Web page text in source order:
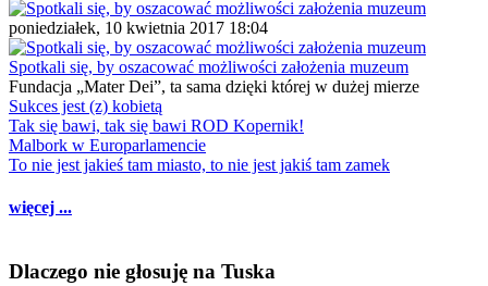
poniedziałek, 10 kwietnia 2017 18:04
Spotkali się, by oszacować możliwości założenia muzeum
Fundacja „Mater Dei”, ta sama dzięki której w dużej mierze
Sukces jest (z) kobietą
Tak się bawi, tak się bawi ROD Kopernik!
Malbork w Europarlamencie
To nie jest jakieś tam miasto, to nie jest jakiś tam zamek
więcej ...
Dlaczego nie głosuję na Tuska